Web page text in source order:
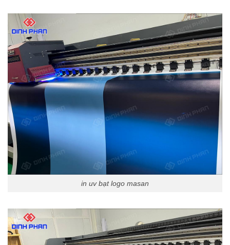
in uv bạt logo masan